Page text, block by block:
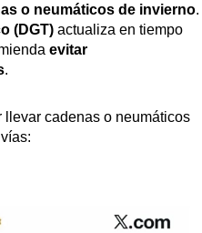
o neumáticos de invierno.
(DGT) actualiza en tiempo
evitar
.
llevar cadenas o neumáticos